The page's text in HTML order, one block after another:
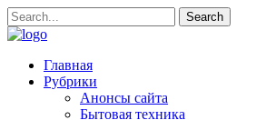
Главная
Рубрики
Анонсы сайта
Бытовая техника